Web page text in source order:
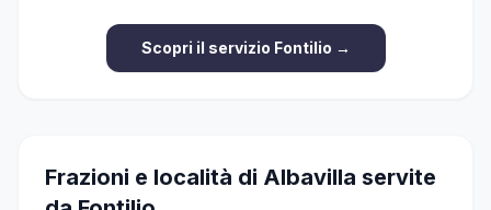
Scopri il servizio Fontilio →
Frazioni e località di Albavilla servite